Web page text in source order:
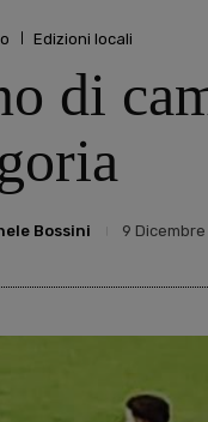
Edizioni locali
di
Bossini 9